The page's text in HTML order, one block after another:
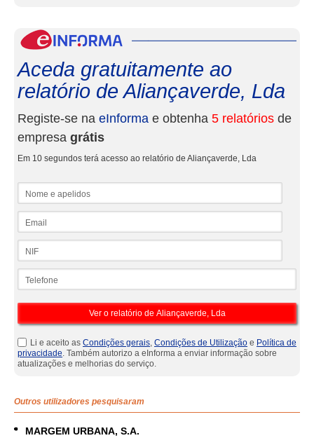
Aceda gratuitamente ao
relatório de Aliançaverde, Lda
Registe-se na eInforma e obtenha 5 relatórios de
empresa grátis
Em 10 segundos terá acesso ao relatório de Aliançaverde, Lda
Li e aceito as Condições gerais, Condições de Utilização e Política de
privacidade. Também autorizo a eInforma a enviar informação sobre
atualizações e melhorias do serviço.
Outros utilizadores pesquisaram
MARGEM URBANA, S.A.